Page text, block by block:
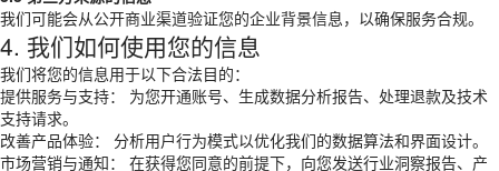
我们可能会从公开商业渠道验证您的企业背景信息，以确保服务合规。
4. 我们如何使用您的信息
我们将您的信息用于以下合法目的：
提供服务与支持： 为您开通账号、生成数据分析报告、处理退款及技术
支持请求。
改善产品体验： 分析用户行为模式以优化我们的数据算法和界面设计。
市场营销与通知： 在获得您同意的前提下，向您发送行业洞察报告、产